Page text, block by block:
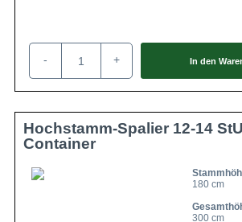
- + In den
Hochstamm-Spalier 12-14
Container
180 cm
300 cm